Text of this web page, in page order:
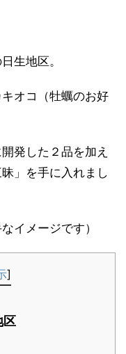
生地区。
オコ（牡蠣のお好
発した２品を加え
」を手に入れまし
イメージです）
]
区